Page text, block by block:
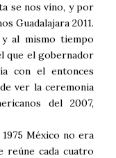
se nos vino, y por
Guadalajara 2011.
al mismo tiempo
que el gobernador
con el entonces
ver la ceremonia
del 2007,
México no era
reúne cada cuatro